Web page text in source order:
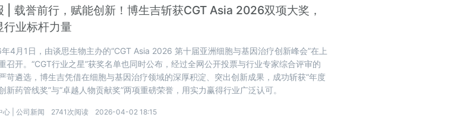
| 载誉前行，赋能创新！博生吉斩获CGT Asia 2026双项大奖，
行业标杆力量
4月1日，由谈思生物主办的“CGT Asia 2026 第十届亚洲细胞与基因治疗创新峰会”在上
召开。“CGT行业之星”获奖名单也同时公布，经过全网公开投票与行业专家综合评审的
苛遴选，博生吉凭借在细胞与基因治疗领域的深厚积淀、突出创新成果，成功斩获“年度
新药管线奖”与“卓越人物贡献奖”两项重磅荣誉，用实力赢得行业广泛认可。
心 |公司新闻 2741次阅读 2026-04-02 18:15